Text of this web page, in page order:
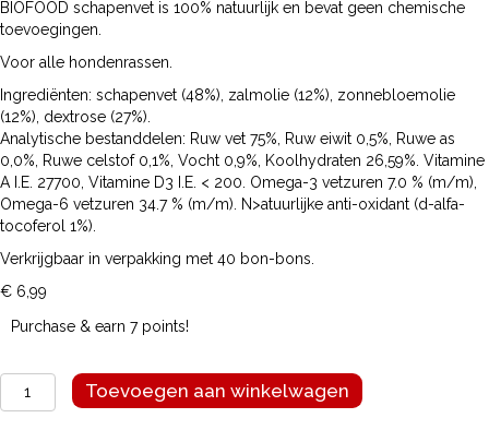
BIOFOOD schapenvet is 100% natuurlijk en bevat geen chemische
toevoegingen.
Voor alle hondenrassen.
Ingrediënten: schapenvet (48%), zalmolie (12%), zonnebloemolie
(12%), dextrose (27%).
Analytische bestanddelen: Ruw vet 75%, Ruw eiwit 0,5%, Ruwe as
0,0%, Ruwe celstof 0,1%, Vocht 0,9%, Koolhydraten 26,59%. Vitamine
A I.E. 27700, Vitamine D3 I.E. < 200. Omega-3 vetzuren 7.0 % (m/m),
Omega-6 vetzuren 34.7 % (m/m). N>atuurlijke anti-oxidant (d-alfa-
tocoferol 1%).
Verkrijgbaar in verpakking met 40 bon-bons.
€ 6,99
Purchase & earn 7 points!
schapenvetbonbons
Toevoegen aan winkelwagen